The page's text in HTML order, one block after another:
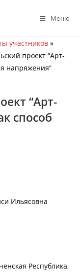
Меню
участников »
проект “Арт-
напряжения”
“Арт-
способ
Ильясовна
Республика,